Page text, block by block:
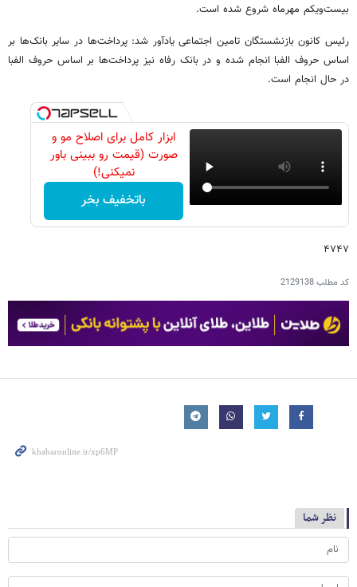
بیست‌ویکم مهرماه شروع شده است.
رئیس ‌کانون بازنشستگان تامین اجتماعی یادآور شد: پرداخت‌ها در سایر بانک‌ها بر
اساس حروف الفبا انجام شده و در بانک رفاه نیز پرداخت‌ها بر اساس حروف الفبا
در حال انجام است.
ابزار کامل برای اصلاح مو و
صورت (قیمت رو ببینی باور
نمیکنی!)
باتخفیف بخر
۴۷۴۷
کد مطلب2129138
نظر شما